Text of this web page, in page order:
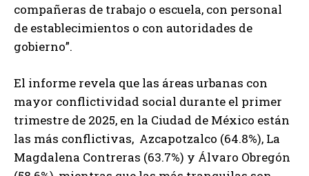
compañeras de trabajo o escuela, con personal
de establecimientos o con autoridades de
gobierno”.
El informe revela que las áreas urbanas con
mayor conflictividad social durante el primer
trimestre de 2025, en la Ciudad de México están
las más conflictivas, Azcapotzalco (64.8%), La
Magdalena Contreras (63.7%) y Álvaro Obregón